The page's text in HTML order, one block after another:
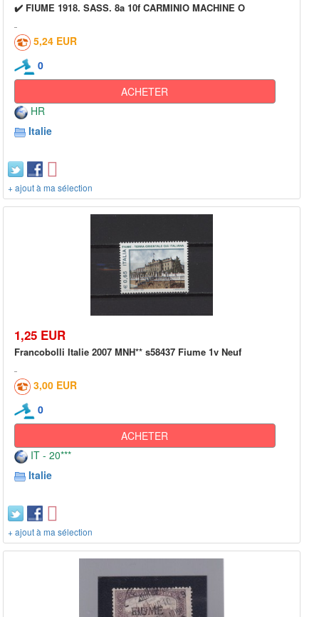
✔️ FIUME 1918. SASS. 8a 10f CARMINIO MACHINE O
5,24 EUR
0
ACHETER
HR
Italie
+ ajout à ma sélection
1,25 EUR
Francobolli Italie 2007 MNH** s58437 Fiume 1v Neuf
3,00 EUR
0
ACHETER
IT - 20***
Italie
+ ajout à ma sélection